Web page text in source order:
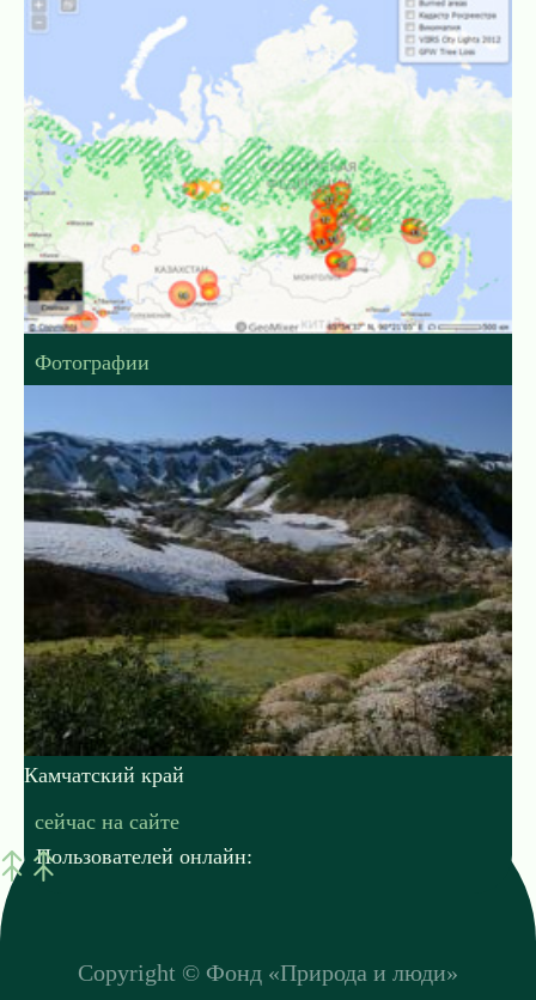
Фотографии
Камчатский край
сейчас на сайте
Пользователей онлайн:
Copyright © Фонд «Природа и люди»